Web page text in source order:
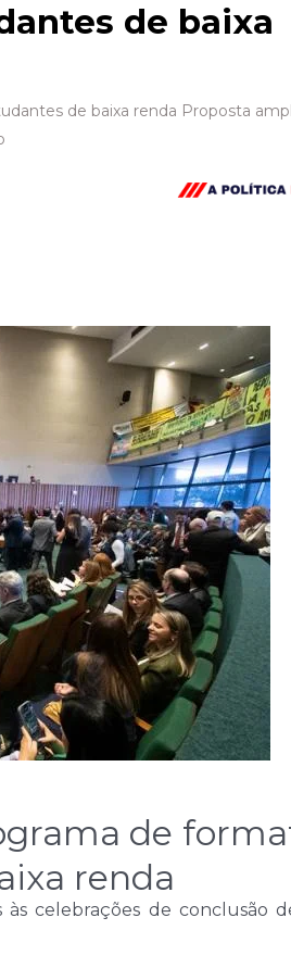
de baixa
de baixa renda Proposta
de
renda
celebrações de conclusão